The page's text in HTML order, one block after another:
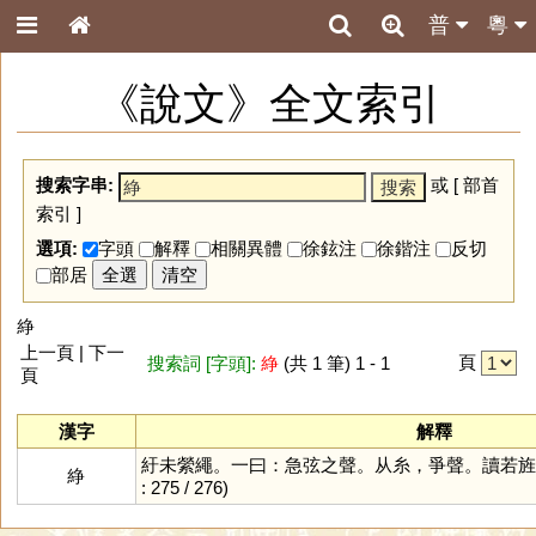
粵
普
《說文》全文索引
搜索字串: 或 [ 部首
索引 ]
選項:
字頭 解釋 相關異體 徐鉉注 徐鍇注
反切
部居
全選 清空
䋫
上一頁 | 下一
頁
搜索詞 [字頭]: 䋫(共 1 筆) 1 - 1 頁
漢字 解釋
䋫
紆未縈繩。一曰：急弦之聲。从糸，爭聲。讀若
: 275 / 276)